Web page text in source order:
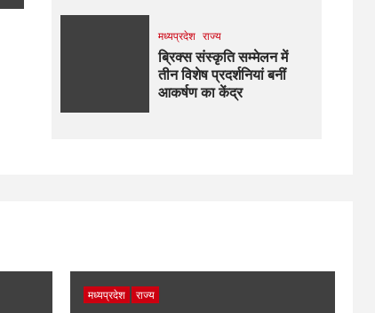
मध्यप्रदेश राज्य
ब्रिक्स संस्कृति सम्मेलन में
तीन विशेष प्रदर्शनियां बनीं
आकर्षण का केंद्र
मध्यप्रदेश राज्य